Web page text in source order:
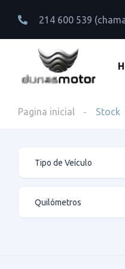
214 600 539
Pagina inicial Stock